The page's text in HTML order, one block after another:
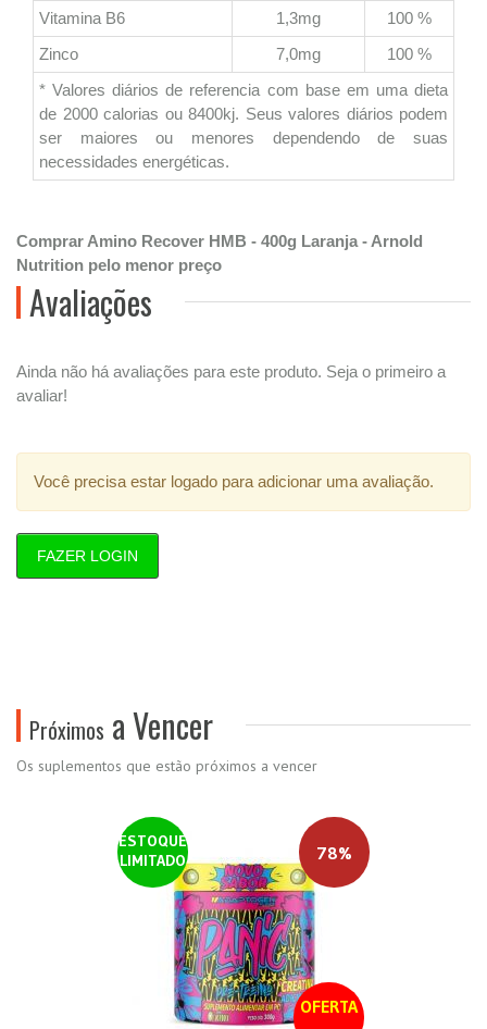
Vitamina B6
1,3mg
100 %
Zinco
7,0mg
100 %
* Valores diários de referencia com base em uma dieta
de 2000 calorias ou 8400kj. Seus valores diários podem
ser maiores ou menores dependendo de suas
necessidades energéticas.
Comprar Amino Recover HMB - 400g Laranja - Arnold
Nutrition pelo menor preço
Avaliações
Ainda não há avaliações para este produto. Seja o primeiro a
avaliar!
Você precisa estar logado para adicionar uma avaliação.
FAZER LOGIN
Próximos a Vencer
Os suplementos que estão próximos a vencer
ESTOQUE
LIMITADO
OFERTA
78%